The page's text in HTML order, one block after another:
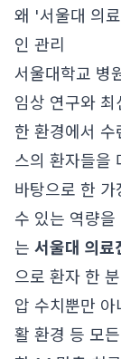
왜 '서울대 의
인 관리
서울대학교 병
임상 연구와 최
한 환경에서 수
스의 환자들을
바탕으로 한
수 있는 역량을
는 서울대 의료
으로 환자 한
압 수치뿐만
활 환경 등 모